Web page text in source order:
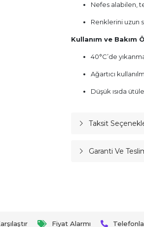
Nefes alabilen,
Renklerini uzun
Kullanım ve Bakım
40°C’de
Ağartıcı
Düşük ısıda
Taksit
Garanti Ve
Fiyat Alarmı